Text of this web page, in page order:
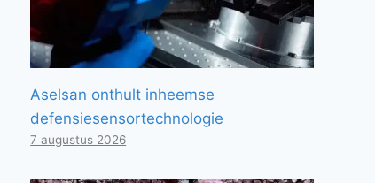
Aselsan onthult inheemse
defensiesensortechnologie
7 augustus 2026